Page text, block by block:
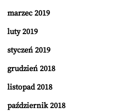
marzec 2019
luty 2019
styczeń 2019
grudzień 2018
listopad 2018
październik 2018